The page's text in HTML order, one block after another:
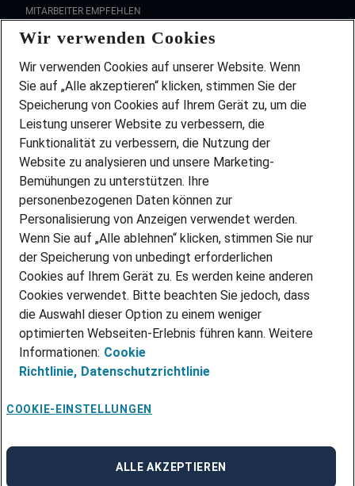
MITARBEITER EMPFEHLEN
FAQ
Wir stellen ein!
DEINE BERUFSGRUPPE
DEINE LEBENSSITUATION
PARTNERSHIP WITH AIRBUS
INITIATIV BEWERBEN
ÜBER UNS
STANDORTE
BLOG
PRESSE
KONTAKT
@Adecco 2026
IMPRESSUM
DATENSCHUTZ
NUTZUNGSBEDINGUNGEN
COOKIE-RICHTLINIEN
BESCHWERDESTELLE
Wir verwenden Cookies
Wir verwenden Cookies auf unserer Website. Wenn
Sie auf „Alle akzeptieren“ klicken, stimmen Sie der
Speicherung von Cookies auf Ihrem Gerät zu, um die
Leistung unserer Website zu verbessern, die
Funktionalität zu verbessern, die Nutzung der
Website zu analysieren und unsere Marketing-
Bemühungen zu unterstützen. Ihre
personenbezogenen Daten können zur
Personalisierung von Anzeigen verwendet werden.
Wenn Sie auf „Alle ablehnen“ klicken, stimmen Sie nur
der Speicherung von unbedingt erforderlichen
Cookies auf Ihrem Gerät zu. Es werden keine anderen
Cookies verwendet. Bitte beachten Sie jedoch, dass
die Auswahl dieser Option zu einem weniger
optimierten Webseiten-Erlebnis führen kann. Weitere
Informationen: Cookie
Richtlinie, Datenschutzrichtlinie
COOKIE-EINSTELLUNGEN
ALLE AKZEPTIEREN